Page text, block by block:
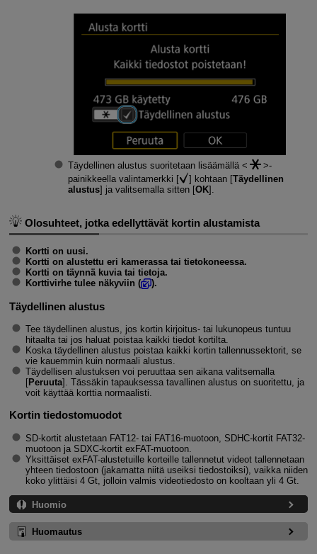
Täydellinen alustus suoritetaan lisäämällä
-
painikkeella valintamerkki [
] kohtaan [Täydellinen
alustus] ja valitsemalla sitten [OK].
Olosuhteet, jotka edellyttävät kortin alustamista
Kortti on uusi.
Kortti on alustettu eri kamerassa tai tietokoneessa.
Kortti on täynnä kuvia tai tietoja.
Korttivirhe tulee näkyviin (
).
Täydellinen alustus
Tee täydellinen alustus, jos kortin kirjoitus- tai lukunopeus tuntuu
hitaalta tai jos haluat poistaa kaikki tiedot kortilta.
Koska täydellinen alustus poistaa kaikki kortin tallennussektorit, se
vie kauemmin kuin normaali alustus.
Täydellisen alustuksen voi peruuttaa sen aikana valitsemalla
[Peruuta]. Tässäkin tapauksessa tavallinen alustus on suoritettu, ja
voit käyttää korttia normaalisti.
Kortin tiedostomuodot
SD-kortit alustetaan FAT12- tai FAT16-muotoon, SDHC-kortit FAT32-
muotoon ja SDXC-kortit exFAT-muotoon.
Yksittäiset exFAT-alustetuille korteille tallennetut videot tallennetaan
yhteen tiedostoon (jakamatta niitä useiksi tiedostoiksi), vaikka niiden
koko ylittäisi 4 Gt, jolloin valmis videotiedosto on kooltaan yli 4 Gt.
Huomio
Huomautus